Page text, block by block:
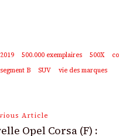
2019 500.000 exemplaires 500X
segment B SUV vie des marques
Article
Opel Corsa (F) :